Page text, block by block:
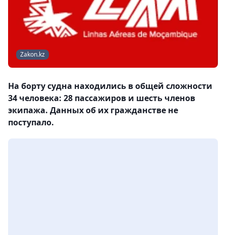
Zakon.kz
На борту судна находились в общей сложности
34 человека: 28 пассажиров и шесть членов
экипажа. Данных об их гражданстве не
поступало.